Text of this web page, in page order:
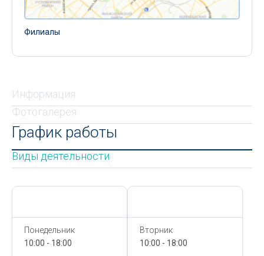
Филиалы
Информация
Фотогалерея
График работы
Виды деятельности
Понедельник
10:00 - 18:00
Вторник
10:00 - 18:00